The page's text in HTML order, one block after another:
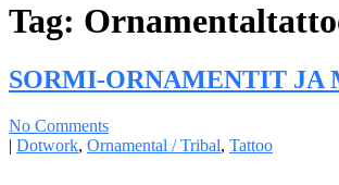
Tag:
SORMI-ORNAMENTIT JA
No Comments
| Dotwork, Ornamental / Tribal, Tattoo